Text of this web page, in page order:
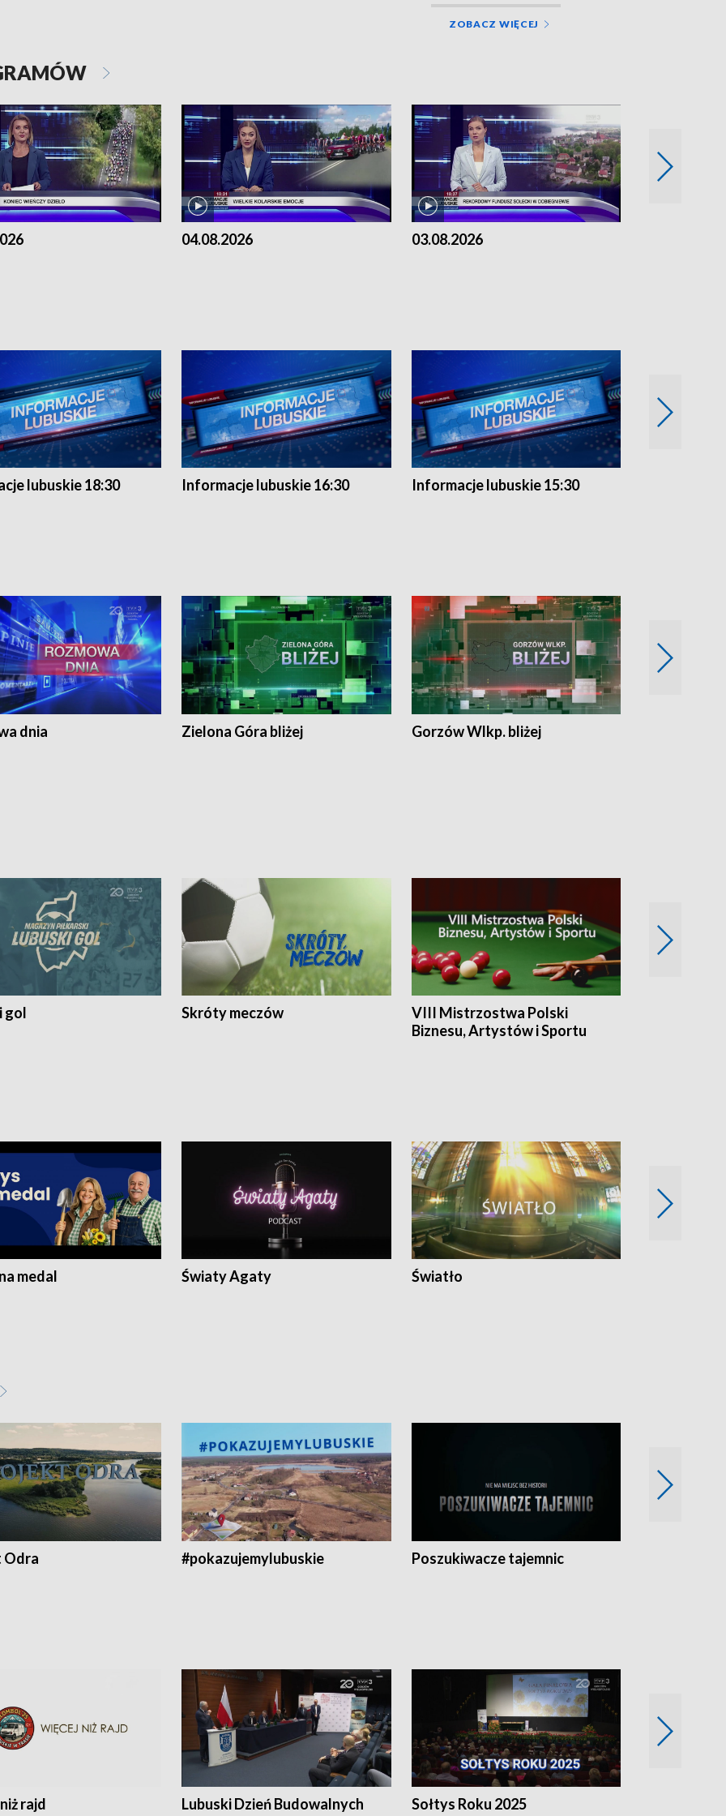
ZOBACZ WIĘCEJ
04.08.2026 03.08.2026
lubuskie 18:30 Informacje lubuskie 16:30 Informacje lubuskie 15:30
dnia Zielona Góra bliżej Gorzów Wlkp. bliżej
gol Skróty meczów
VIII Mistrzostwa Polski
Biznesu, Artystów i Sportu
medal Światy Agaty Światło
Odra #pokazujemylubuskie Poszukiwacze tajemnic
rajd Lubuski Dzień Budowalnych Sołtys Roku 2025